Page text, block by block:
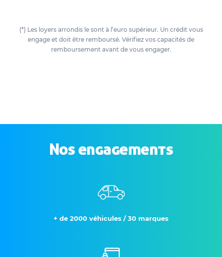
(*) Les loyers arrondis le sont à l’euro supérieur. Un crédit vous
engage et doit être remboursé. Vérifiez vos capacités de
remboursement avant de vous engager.
Nos engagements
+ de 2000 véhicules / 30 marques